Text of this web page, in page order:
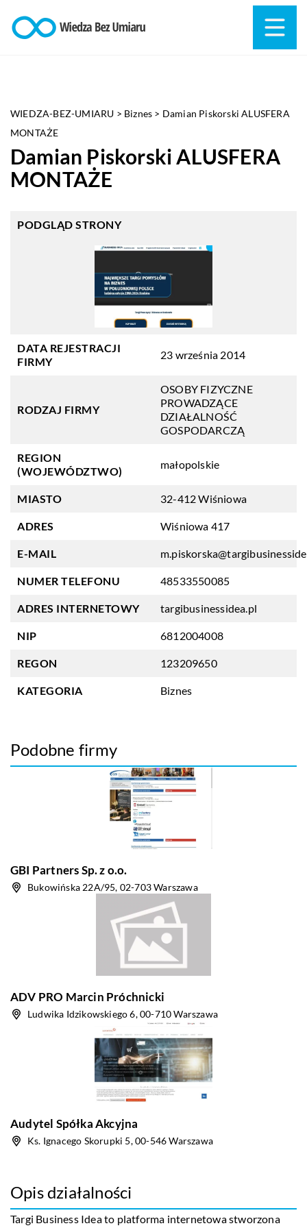
WIEDZA-BEZ-UMIARU > Biznes > Damian Piskorski ALUSFERA
MONTAŻE
Damian Piskorski ALUSFERA
MONTAŻE
PODGLĄD STRONY
DATA REJESTRACJI
FIRMY
23 września 2014
RODZAJ FIRMY
OSOBY FIZYCZNE
PROWADZĄCE
DZIAŁALNOŚĆ
GOSPODARCZĄ
REGION
(WOJEWÓDZTWO)
małopolskie
MIASTO 32-412 Wiśniowa
ADRES Wiśniowa 417
E-MAIL
NUMER TELEFONU 48533550085
ADRES INTERNETOWY targibusinessidea.pl
NIP 6812004008
REGON 123209650
KATEGORIA Biznes
Podobne firmy
GBI Partners Sp. z o.o.
Bukowińska 22A/95, 02-703 Warszawa
ADV PRO Marcin Próchnicki
Ludwika Idzikowskiego 6, 00-710 Warszawa
Audytel Spółka Akcyjna
Ks. Ignacego Skorupki 5, 00-546 Warszawa
Opis działalności
Targi Business Idea to platforma internetowa stworzona